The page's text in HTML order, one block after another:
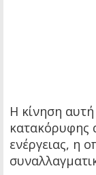
Η κίνηση
κατακόρυφης
ενέργειας, η